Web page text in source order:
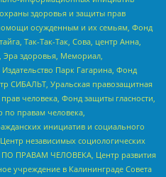
здоровья и защиты прав
осужденным и их семьям, Фонд
Так-Так-Так, Сова, центр Анна,
Эра здоровья, Мемориал,
Парк Гагарина, Фонд
СИБАЛЬТ, Уральская правозащитная
человека, Фонд защиты гласности,
по правам человека,
инициатив и социального
независимых социологических
ПРАВАМ ЧЕЛОВЕКА, Центр развития
учреждение в Калининграде Совета